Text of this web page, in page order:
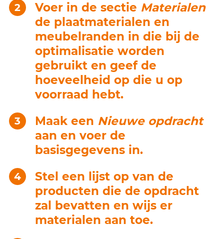
Voer in de sectie Materialen
de plaatmaterialen en
meubelranden in die bij de
optimalisatie worden
gebruikt en geef de
hoeveelheid op die u op
voorraad hebt.
Maak een Nieuwe opdracht
aan en voer de
basisgegevens in.
Stel een lijst op van de
producten die de opdracht
zal bevatten en wijs er
materialen aan toe.